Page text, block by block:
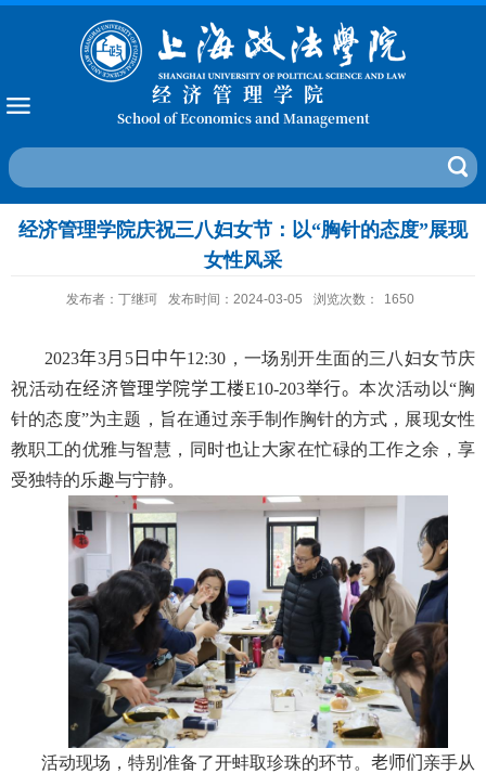
经济管理学院
School of Economics and Management
经济管理学院庆祝三八妇女节：以“胸针的态度”展现
女性风采
发布者：丁继珂 发布时间：2024-03-05 浏览次数： 1650
2023年3月 5日中午12:30 ，一场别开生面的三八妇女节庆
祝活动在经济管理学院学工楼E10-203举行。本次活动以“胸
针的态度”为主题，旨在通过亲手制作胸针的方式，展现女性
教职工的优雅与智慧，同时也让大家在忙碌的工作之余，享
受独特的乐趣与宁静。
活动现场，特别准备了开蚌取珍珠的环节。 老师们 亲手从